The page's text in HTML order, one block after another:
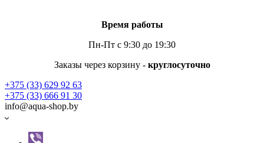
Время работы
Пн-Пт с 9:30 до 19:30
Заказы через корзину - круглосуточно
+375 (33) 629 92 63
+375 (33) 666 91 30
info@aqua-shop.by